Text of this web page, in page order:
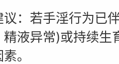
议：若手淫行为已
精液异常)或持续生
。